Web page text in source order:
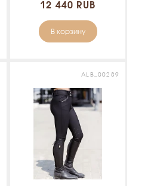
12 440 RUB
В корзину
ALB_00289